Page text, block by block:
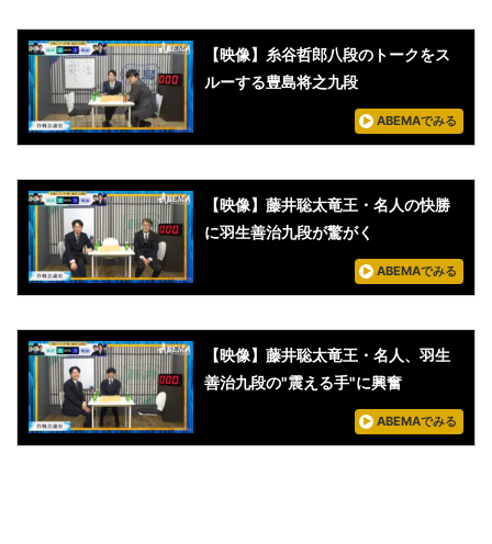
【映像】糸谷哲郎八段のトークをス
ルーする豊島将之九段
ABEMAでみる
【映像】藤井聡太竜王・名人の快勝
に羽生善治九段が驚がく
ABEMAでみる
【映像】藤井聡太竜王・名人、羽生
善治九段の"震える手"に興奮
ABEMAでみる